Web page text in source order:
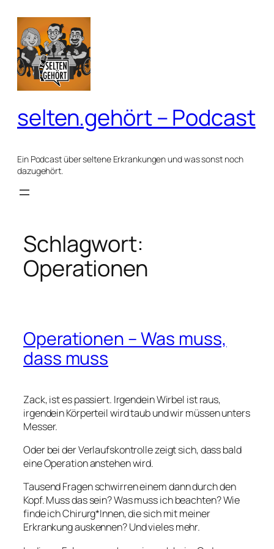
Inhalt
springen
selten.gehört – Podcast
Ein Podcast über seltene Erkrankungen und was sonst noch
dazugehört.
Schlagwort:
Operationen
Operationen – Was muss,
dass muss
Zack, ist es passiert. Irgendein Wirbel ist raus,
irgendein Körperteil wird taub und wir müssen unters
Messer.
Oder bei der Verlaufskontrolle zeigt sich, dass bald
eine Operation anstehen wird.
Tausend Fragen schwirren einem dann durch den
Kopf. Muss das sein? Was muss ich beachten? Wie
finde ich Chirurg*Innen, die sich mit meiner
Erkrankung auskennen? Und vieles mehr.